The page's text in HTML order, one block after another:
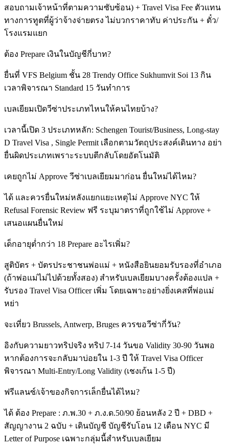
สอบถามเจ้าหน้าที่ตามความซับซ้อน) + Travel Visa Fee ตัวแทน
ทางการทูตที่ผู้ว่าจ้างจ่ายตรง ไม่บวกราคาทับ ค่าประกัน + ตั๋ว/
โรงแรมแยก
ต้อง Prepare เงินในบัญชีกี่บาท?
ยื่นที่ VFS Belgium ชั้น 28 Trendy Office Sukhumvit Soi 13 กิน
เวลาพิจารณา Standard 15 วันทำการ
เบลเยียมเปิดวีซ่าประเภทไหนให้คนไทยบ้าง?
เวลานี้เปิด 3 ประเภทหลัก: Schengen Tourist/Business, Long-stay
D Travel Visa , Single Permit เลือกตามวัตถุประสงค์เดินทาง อย่า
ยื่นผิดประเภทเพราะระบบตีกลับโดยอัตโนมัติ
เคยถูกไม่ Approve วีซ่าเบลเยียมมาก่อน ยื่นใหม่ได้ไหม?
ได้ และควรยื่นใหม่หลังแยกแยะเหตุไม่ Approve NYC ให้
Refusal Forensic Review ฟรี ระบุมาตราที่ถูกใช้ไม่ Approve +
เสนอแผนยื่นใหม่
เด็กอายุต่ำกว่า 18 Prepare อะไรเพิ่ม?
สูติบัตร + บัตรประชาชนพ่อแม่ + หนังสือยินยอมรับรองที่อำเภอ
(ถ้าพ่อแม่ไม่ไปด้วยทั้งสอง) สำหรับเบลเยียมบางครั้งต้องแปล +
รับรอง Travel Visa Officer เพิ่ม โดยเฉพาะอย่างยิ่งเคสที่พ่อแม่
หย่า
จะเที่ยว Brussels, Antwerp, Bruges ควรขอวีซ่ากี่วัน?
อิงกับความยาวทริปจริง ทริป 7-14 วันขอ Validity 30-90 วันพอ
หากต้องการจะกลับมาบ่อยใน 1-3 ปี ให้ Travel Visa Officer
พิจารณา Multi-Entry/Long Validity (เชงเก้น 1-5 ปี)
ฟรีแลนซ์/เจ้าของกิจการเล็กยื่นได้ไหม?
ได้ ต้อง Prepare : ภ.พ.30 + ภ.ง.ด.50/90 ย้อนหลัง 2 ปี + DBD +
สัญญางาน 2 ฉบับ + เดินบัญชี บัญชีรับโอน 12 เดือน NYC มี
Letter of Purpose เฉพาะกลุ่มนี้สำหรับเบลเยียม